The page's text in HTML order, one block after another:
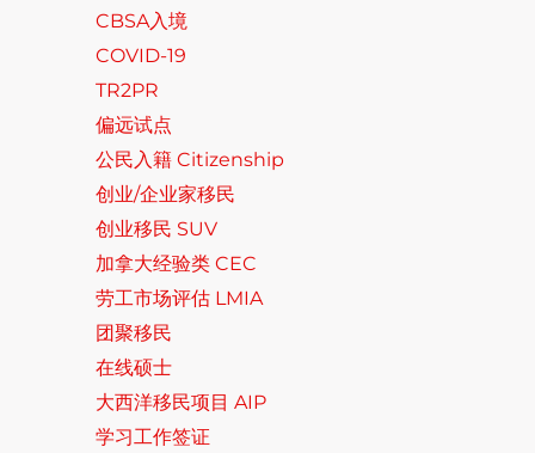
CBSA入境
COVID-19
TR2PR
偏远试点
公民入籍 Citizenship
创业/企业家移民
创业移民 SUV
加拿大经验类 CEC
劳工市场评估 LMIA
团聚移民
在线硕士
大西洋移民项目 AIP
学习工作签证